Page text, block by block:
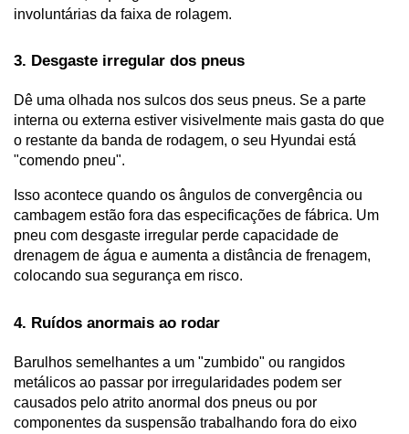
involuntárias da faixa de rolagem.
3. Desgaste irregular dos pneus
Dê uma olhada nos sulcos dos seus pneus. Se a parte
interna ou externa estiver visivelmente mais gasta do que
o restante da banda de rodagem, o seu Hyundai está
"comendo pneu".
Isso acontece quando os ângulos de convergência ou
cambagem estão fora das especificações de fábrica. Um
pneu com desgaste irregular perde capacidade de
drenagem de água e aumenta a distância de frenagem,
colocando sua segurança em risco.
4. Ruídos anormais ao rodar
Barulhos semelhantes a um "zumbido" ou rangidos
metálicos ao passar por irregularidades podem ser
causados pelo atrito anormal dos pneus ou por
componentes da suspensão trabalhando fora do eixo